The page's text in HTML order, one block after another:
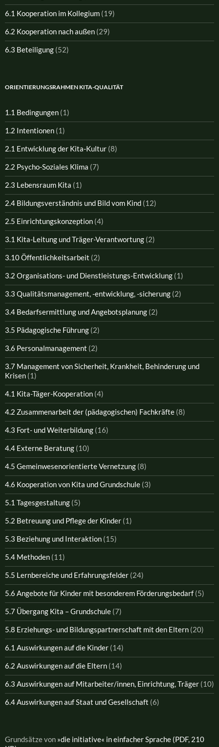
6.1 Kooperation im Kollegium (19)
6.2 Kooperation nach außen (29)
6.3 Beteiligung (52)
ORIENTIERUNGSRAHMEN KITA-QUALITÄT
1.1 Bedingungen (1)
1.2 Intentionen (1)
2.1 Entwicklung der Kita-Kultur (8)
2.2 Psycho-Soziales Klima (7)
2.3 Lebensraum Kita (1)
2.4 Bildungsverständnis und Bild vom Kind (12)
2.5 Einrichtungskonzeption (4)
3.1 Kita-Leitung und Träger-Verantwortung (2)
3.10 Öffentlichkeitsarbeit (2)
3.2 Organisations- und Dienstleistungs-Entwicklung (1)
3.3 Qualitätsmanagement, -entwicklung, -sicherung (2)
3.4 Bedarfsermittlung und Angebotsplanung (2)
3.5 Pädagogische Führung (2)
3.6 Personalmanagement (2)
3.7 Management von Sicherheit, Krankheit, Behinderung und
Krisen (1)
4.1 Kita-Täger-Kooperation (4)
4.2 Zusammenarbeit der (pädagogischen) Fachkräfte (8)
4.3 Fort- und Weiterbildung (16)
4.4 Externe Beratung (10)
4.5 Gemeinwesenorientierte Vernetzung (8)
4.6 Kooperation von Kita und Grundschule (3)
5.1 Tagesgestaltung (5)
5.2 Betreuung und Pflege der Kinder (1)
5.3 Beziehung und Interaktion (15)
5.4 Methoden (11)
5.5 Lernbereiche und Erfahrungsfelder (24)
5.6 Angebote für Kinder mit besonderem Förderungsbedarf (5)
5.7 Übergang Kita – Grundschule (7)
5.8 Erziehungs- und Bildungspartnerschaft mit den Eltern (20)
6.1 Auswirkungen auf die Kinder (14)
6.2 Auswirkungen auf die Eltern (14)
6.3 Auswirkungen auf Mitarbeiter/innen, Einrichtung, Träger (10)
6.4 Auswirkungen auf Staat und Gesellschaft (6)
Grundsätze von »die initiative« in einfacher Sprache (PDF, 210